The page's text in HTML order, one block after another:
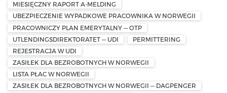
MIESIĘCZNY RAPORT A-MELDING
UBEZPIECZENIE WYPADKOWE PRACOWNIKA W NORWEGII
PRACOWNICZY PLAN EMERYTALNY — OTP
UTLENDINGSDIREKTORATET — UDI
PERMITTERING
REJESTRACJA W UDI
ZASIŁEK DLA BEZROBOTNYCH W NORWEGII
LISTA PŁAC W NORWEGII
ZASIŁEK DLA BEZROBOTNYCH W NORWEGII — DAGPENGER